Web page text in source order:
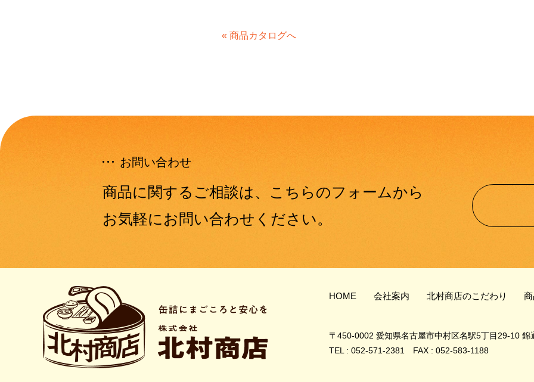
« 商品カタログへ
お問い合わせ
商品に関するご相談は、
こちらのフォームから
お気軽にお問い合わせください。
HOME 会社案内 北村商店のこだわり
〒450-0002 愛知県名古屋市中村区名駅5丁目29-10 錦
TEL : 052-571-2381 FAX : 052-583-1188